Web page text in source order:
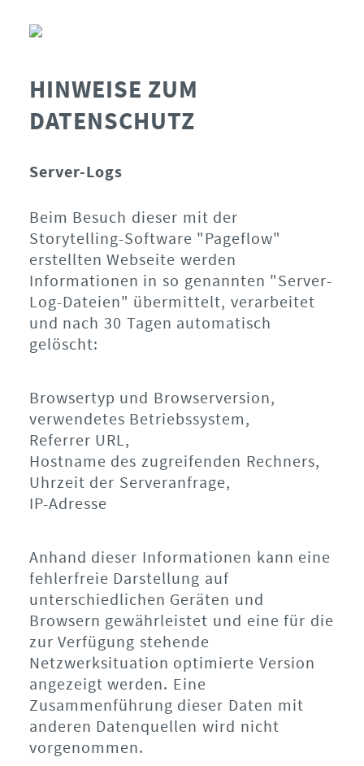
HINWEISE ZUM
DATENSCHUTZ
Server-Logs
Beim Besuch dieser mit der
Storytelling-Software "Pageflow"
erstellten Webseite werden
Informationen in so genannten "Server-
Log-Dateien" übermittelt, verarbeitet
und nach 30 Tagen automatisch
gelöscht:
Browsertyp und Browserversion,
verwendetes Betriebssystem,
Referrer URL,
Hostname des zugreifenden Rechners,
Uhrzeit der Serveranfrage,
IP-Adresse
Anhand dieser Informationen kann eine
fehlerfreie Darstellung auf
unterschiedlichen Geräten und
Browsern gewährleistet und eine für die
zur Verfügung stehende
Netzwerksituation optimierte Version
angezeigt werden. Eine
Zusammenführung dieser Daten mit
anderen Datenquellen wird nicht
vorgenommen.